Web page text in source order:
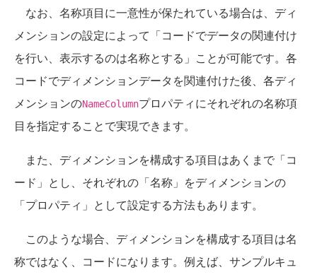
なお、名称項目に一意性が保たれている場合は、ディ
メンションの設定によって「コードでデータの関連付け
を行い、表示するのは名称とする」ことが可能です。各
コードでディメンションデータを関連付けた後、各ディ
メンションのNameColumnプロパティにそれぞれの名称項
目を指定することで実現できます。
また、ディメンションを構成する項目はあくまで「コ
ード」とし、それぞれの「名称」をディメンションの
「プロパティ」として設定する方法もあります。
このような場合、ディメンションを構成する項目は名
称ではなく、コードになります。例えば、サンプルキュ